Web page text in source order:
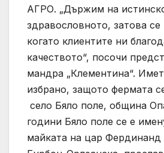
АГРО. „Държим на
здравословното, затова
когато клиентите ни
качеството“, посочи
мандра „Клементина“.
избрано, защото фермата
село Бяло поле, община
години Бяло поле се е
майката на цар